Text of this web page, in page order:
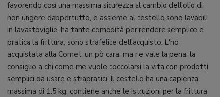
favorendo così una massima sicurezza al cambio dell'olio di
non ungere dappertutto, e assieme al cestello sono lavabili
in lavastoviglie, ha tante comodità per rendere semplice e
pratica la frittura, sono strafelice dell'acquisto. L'ho
acquistata alla Comet, un pò cara, ma ne vale la pena, la
consiglio a chi come me vuole coccolarsi la vita con prodotti
semplici da usare e strapratici. Il cestello ha una capienza
massima di 1.5 kg, contiene anche le istruzioni per la frittura